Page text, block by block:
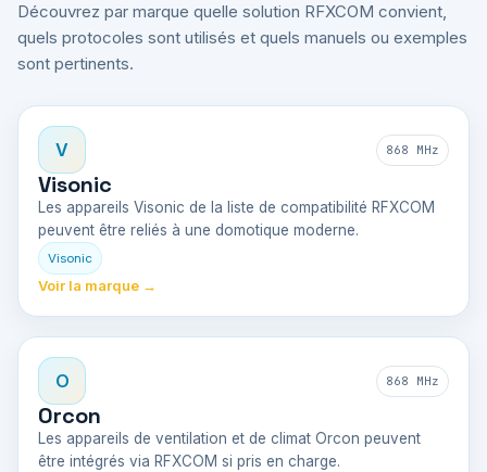
Découvrez par marque quelle solution RFXCOM convient,
quels protocoles sont utilisés et quels manuels ou exemples
sont pertinents.
V 868 MHz
Visonic
Les appareils Visonic de la liste de compatibilité RFXCOM
peuvent être reliés à une domotique moderne.
Visonic
Voir la marque →
O 868 MHz
Orcon
Les appareils de ventilation et de climat Orcon peuvent
être intégrés via RFXCOM si pris en charge.